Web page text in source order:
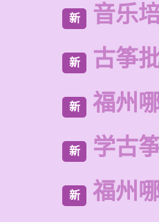
新 音乐
新 古筝
新 福州
新 学古
新 福州